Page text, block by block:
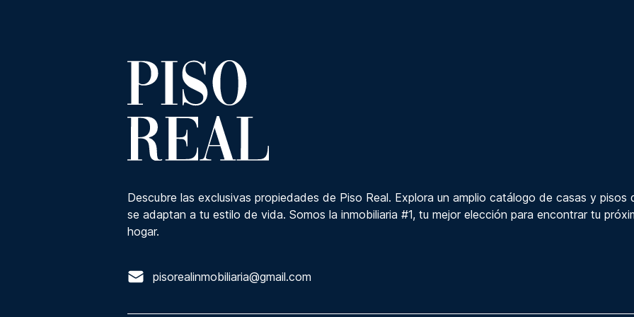
Descubre las exclusivas propiedades de Piso Real. Explora un amplio catálogo de casas y pisos
se adaptan a tu estilo de vida. Somos la inmobiliaria #1, tu mejor elección para encontrar tu
hogar.
pisorealinmobiliaria@gmail.com